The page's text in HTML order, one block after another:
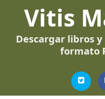
Vitis
Descargar libros
formato